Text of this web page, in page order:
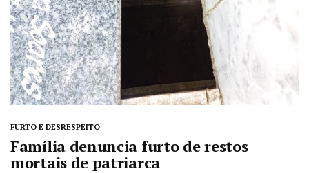
FURTO E DESRESPEITO
Família denuncia furto de restos
mortais de patriarca